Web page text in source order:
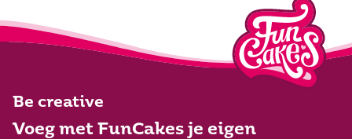
Be creative
Voeg met FunCakes je eigen